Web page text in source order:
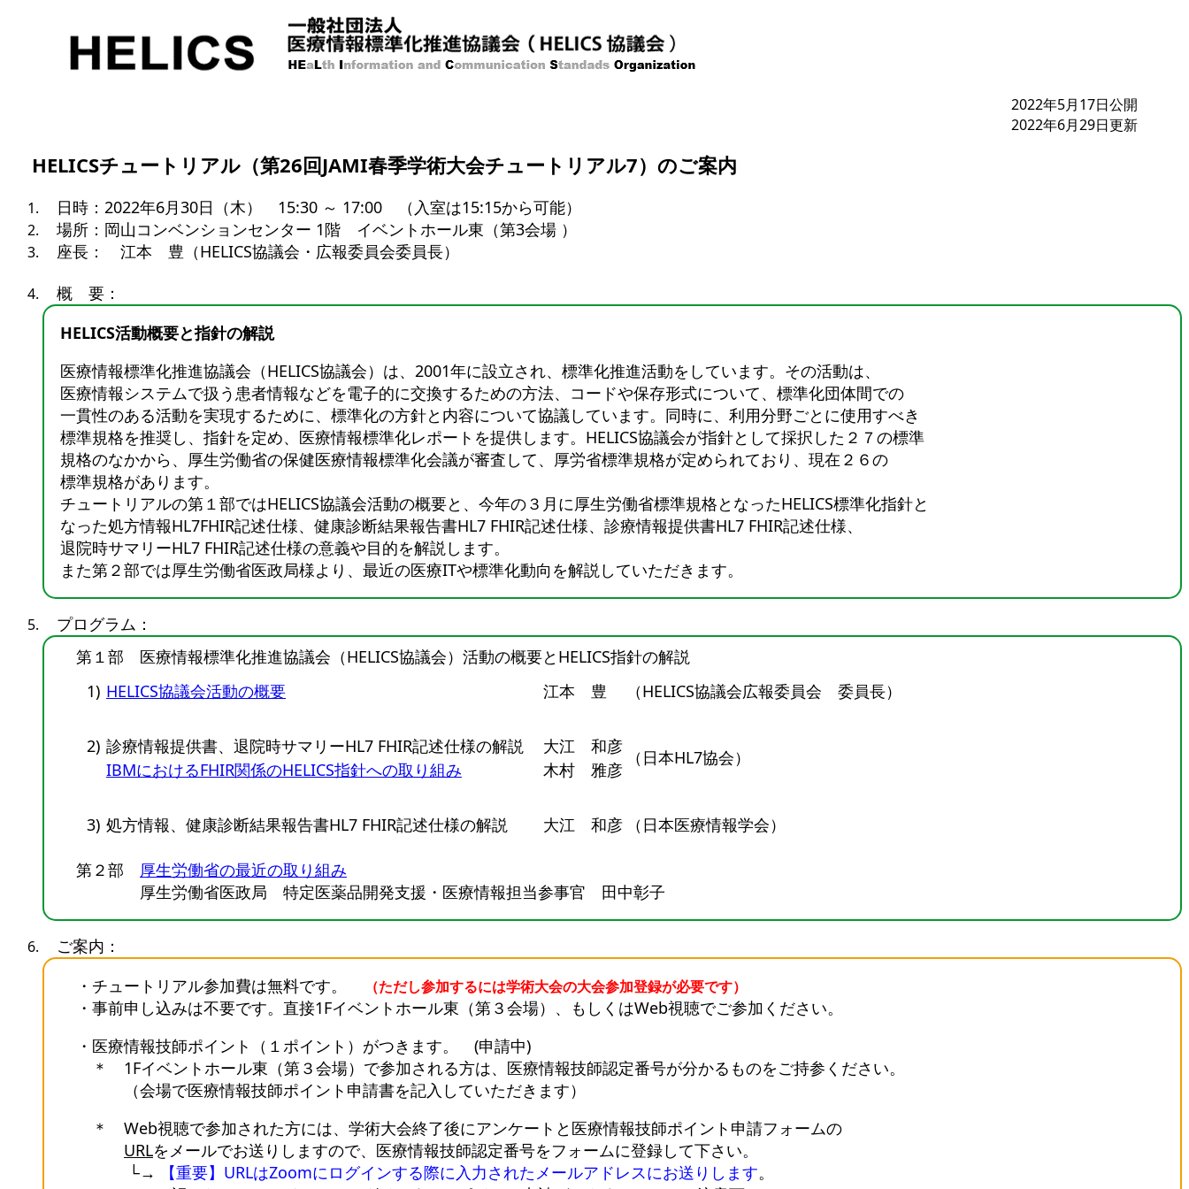
2022年5月17日公開
2022年6月29日更新
HELICSチュートリアル（第26回JAMI春季学術大会チュートリアル7）のご案内
日時：2022年6月30日（木） 15:30 ～ 17:00 （入室は15:15から可能）
場所：岡山コンベンションセンター 1階 イベントホール東（第3会場 ）
座長： 江本 豊（HELICS協議会・広報委員会委員長）
概 要：
HELICS活動概要と指針の解説
医療情報標準化推進協議会（HELICS協議会）は、2001年に設立され、標準化推進活動をしています。その活動は、
医療情報システムで扱う患者情報などを電子的に交換するための方法、コードや保存形式について、標準化団体間での
一貫性のある活動を実現するために、標準化の方針と内容について協議しています。同時に、利用分野ごとに使用すべき
標準規格を推奨し、指針を定め、医療情報標準化レポートを提供します。HELICS協議会が指針として採択した２７の標準
規格のなかから、厚生労働省の保健医療情報標準化会議が審査して、厚労省標準規格が定められており、現在２６の
標準規格があります。
チュートリアルの第１部ではHELICS協議会活動の概要と、今年の３月に厚生労働省標準規格となったHELICS標準化指針と
なった処方情報HL7FHIR記述仕様、健康診断結果報告書HL7 FHIR記述仕様、診療情報提供書HL7 FHIR記述仕様、
退院時サマリーHL7 FHIR記述仕様の意義や目的を解説します。
また第２部では厚生労働省医政局様より、最近の医療ITや標準化動向を解説していただきます。
プログラム：
第１部 医療情報標準化推進協議会（HELICS協議会）活動の概要とHELICS指針の解説
1) HELICS協議会活動の概要 江本 豊 （HELICS協議会広報委員会 委員長）
2) 診療情報提供書、退院時サマリーHL7 FHIR記述仕様の解説
IBMにおけるFHIR関係のHELICS指針への取り組み
大江 和彦
木村 雅彦
（日本HL7協会）
3) 処方情報、健康診断結果報告書HL7 FHIR記述仕様の解説 大江 和彦 （日本医療情報学会）
第２部 厚生労働省の最近の取り組み
厚生労働省医政局 特定医薬品開発支援・医療情報担当参事官 田中彰子
ご案内：
・チュートリアル参加費は無料です。
（ただし参加するには学術大会の大会参加登録が必要です）
・事前申し込みは不要です。直接1Fイベントホール東（第３会場）、もしくはWeb視聴でご参加ください。
・医療情報技師ポイント（１ポイント）がつきます。 (申請中)
＊ 1Fイベントホール東（第３会場）で参加される方は、医療情報技師認定番号が分かるものをご持参ください。
（会場で医療情報技師ポイント申請書を記入していただきます）
＊ Web視聴で参加された方には、学術大会終了後にアンケートと医療情報技師ポイント申請フォームの
URLをメールでお送りしますので、医療情報技師認定番号をフォームに登録して下さい。
└→
【重要】URLはZoomにログインする際に入力されたメールアドレスにお送りします。